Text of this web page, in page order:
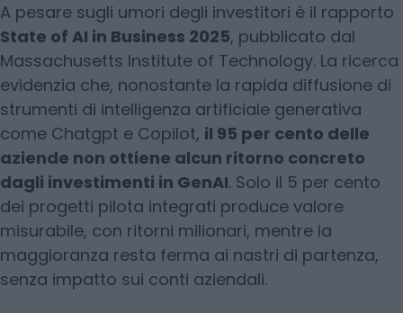
A pesare sugli umori degli investitori è il rapporto
State of AI in Business 2025, pubblicato dal
Massachusetts Institute of Technology. La ricerca
evidenzia che, nonostante la rapida diffusione di
strumenti di intelligenza artificiale generativa
come Chatgpt e Copilot, il 95 per cento delle
aziende non ottiene alcun ritorno concreto
dagli investimenti in GenAI. Solo il 5 per cento
dei progetti pilota integrati produce valore
misurabile, con ritorni milionari, mentre la
maggioranza resta ferma ai nastri di partenza,
senza impatto sui conti aziendali.